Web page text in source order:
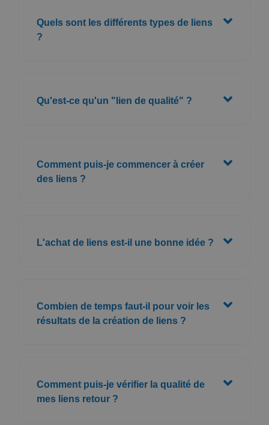
Quels sont les différents types de liens
?
Qu'est-ce qu'un "lien de qualité" ?
Comment puis-je commencer à créer
des liens ?
L'achat de liens est-il une bonne idée ?
Combien de temps faut-il pour voir les
résultats de la création de liens ?
Comment puis-je vérifier la qualité de
mes liens retour ?